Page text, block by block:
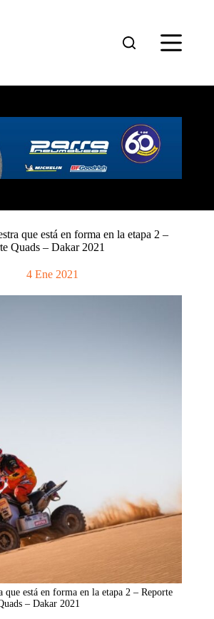
que está en forma en la etapa 2 –
Quads – Dakar 2021
4 Ene 2021
que está en forma en la etapa 2 – Reporte
– Dakar 2021